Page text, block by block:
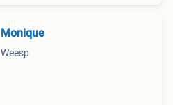
Monique
Weesp